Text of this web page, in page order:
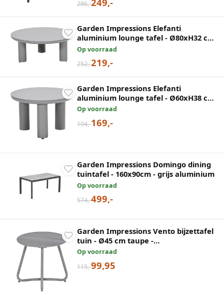
286,-
Garden Impressions Elefanti
aluminium lounge tafel - Ø80xH32 cm
- taupe
Op voorraad
252,-219,-
Garden Impressions Elefanti
aluminium lounge tafel - Ø60xH38 cm
- taupe
Op voorraad
194,-169,-
Garden Impressions Domingo dining
tuintafel - 160x90cm - grijs aluminium
Op voorraad
574,-499,-
Garden Impressions Vento bijzettafel
tuin - Ø45 cm taupe -
aluminium/Centostone
Op voorraad
115,-99,95